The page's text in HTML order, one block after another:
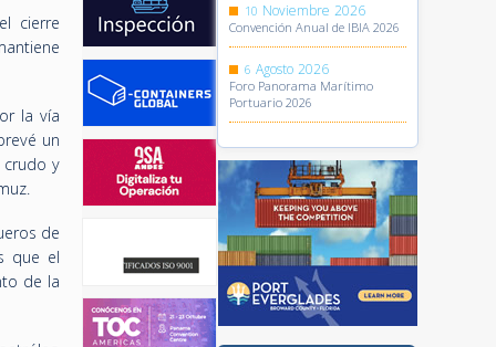
cierre
la vía
un
crudo y
de
que el
de la
10 Noviembre 2026
Convención Anual de IBIA 2026
6 Agosto 2026
Foro Panorama Marítimo
Portuario 2026